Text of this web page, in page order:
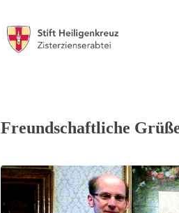
Freundschaftliche